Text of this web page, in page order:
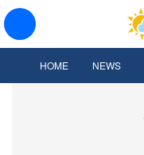
HOME NEWS